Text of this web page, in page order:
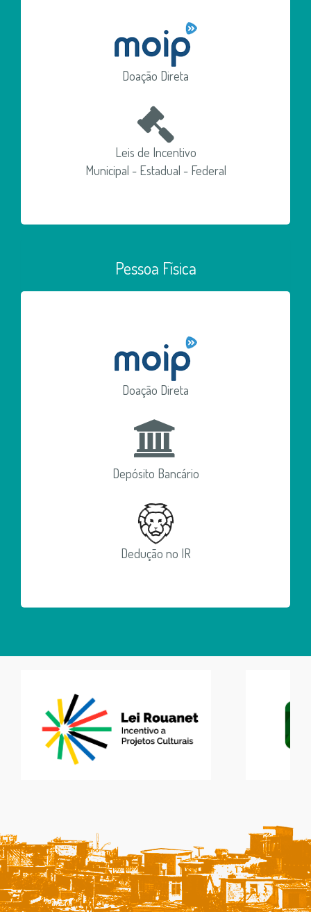
Doação Direta
Leis de Incentivo
Municipal - Estadual - Federal
Pessoa Física
Doação Direta
Depósito Bancário
Dedução no IR